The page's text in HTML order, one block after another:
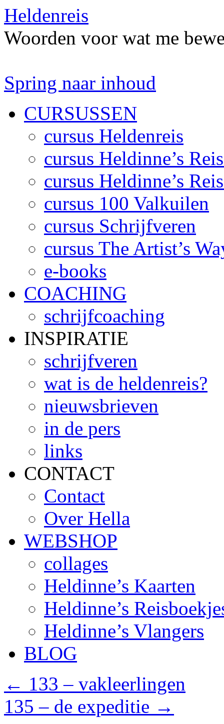
Heldenreis
Woorden voor wat me
Spring naar inhoud
CURSUSSEN
cursus Heldenreis
cursus Heldinne’s
cursus Heldinne’s
cursus 100 Valkuilen
cursus Schrijfveren
cursus The Artist’s
e-books
COACHING
schrijfcoaching
INSPIRATIE
schrijfveren
wat is de heldenreis?
nieuwsbrieven
in de pers
links
CONTACT
Contact
Over Hella
WEBSHOP
collages
Heldinne’s Kaarten
Heldinne’s
Heldinne’s Vlangers
BLOG
← 133 – vakleerlingen
135 – de expeditie →